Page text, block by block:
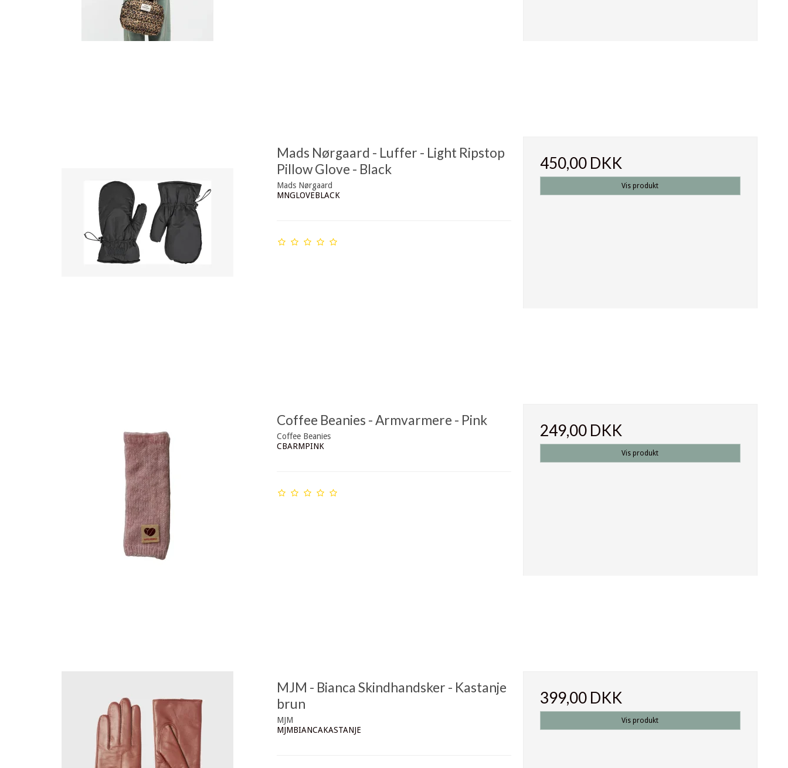
Mads Nørgaard - Luffer - Light Ripstop
Pillow Glove - Black
Mads Nørgaard
MNGLOVEBLACK
450,00 DKK
Vis produkt
Coffee Beanies - Armvarmere - Pink
Coffee Beanies
CBARMPINK
249,00 DKK
Vis produkt
MJM - Bianca Skindhandsker - Kastanje
brun
MJM
MJMBIANCAKASTANJE
399,00 DKK
Vis produkt